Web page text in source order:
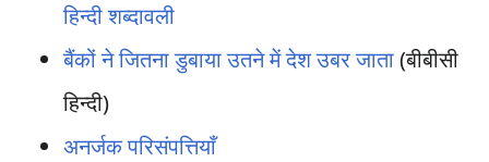
हिन्दी शब्दावली
बैंकों ने जितना डुबाया उतने में देश उबर जाता(बीबीसी
हिन्दी)
अनर्जक परिसंपत्तियाँ